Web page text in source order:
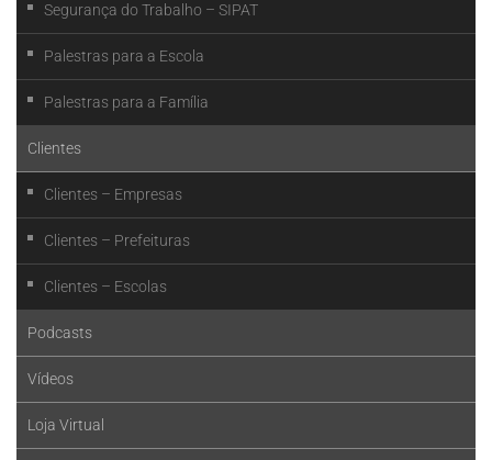
Segurança do Trabalho – SIPAT
Palestras para a Escola
Palestras para a Família
Clientes
Clientes – Empresas
Clientes – Prefeituras
Clientes – Escolas
Podcasts
Vídeos
Loja Virtual